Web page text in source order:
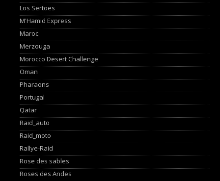
Los Sertoes
M'Hamid Express
Maroc
Merzouga
Morocco Desert Challenge
Oman
Pharaons
Portugal
Qatar
Raid_auto
Raid_moto
Rallye-Raid
Rose des sables
Roses des Andes